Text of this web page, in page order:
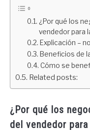
PAMM
CONTACT
¿Por qué los
vendedor para
Explicación –
Beneficios de
Cómo se
Related posts:
¿Por qué los
del vendedor